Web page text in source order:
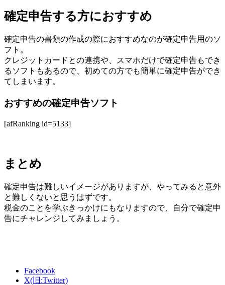
確定申告する方におすすめ
確定申告の書類の作成の際におすすめなのが確定申告用のソ
フト。
クレジットカードとの連携や、スマホだけで確定申告もでき
るソフトもあるので、初めての方でも簡単に確定申告ができ
てしまいます。
おすすめの確定申告ソフト
[afRanking id=5133]
まとめ
確定申告は難しいイメージがありますが、やってみると意外
と難しくないと思うはずです。
税金のことを学ぶきっかけにもなりますので、自分で確定申
告にチャレンジしてみましょう。
Facebook
X(旧:Twitter)